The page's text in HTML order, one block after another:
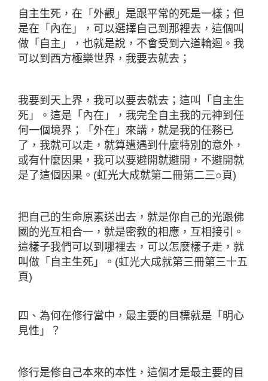
自主生死，在「外觀」是跟平常的死是一樣；但
是在「內在」，可以選擇自己到那裡去，這個叫
做「自主」，也就是說，不會受到六道輪迴。我
可以到西方極樂世界，我要去就去；
我要到天上界，我可以要去就去；這叫「自主生
死」。這是「內在」，我完全自主我的元神到任
何一個境界；「外在」來講，就是我的任務已
了，我就可以走，就算遭遇到什麼特別的意外，
或有什麼因果，我可以要避開就避開，不避開就
是了這個因果。(虹光大成就第二冊第二三○頁)
把自己的生命原素送出去，就是你自己的光跟佛
國的光互相合一，就是密教的相應，互相接引。
這樣子我們可以到哪裡去，可以怎麼樣子走，就
叫做「自主生死」。(虹光大成就第三冊第三十五
頁)
四、為何在修行當中，最主要的目標就是「明心
見性」？
修行是修自己本來的本性，這個才是最主要的目